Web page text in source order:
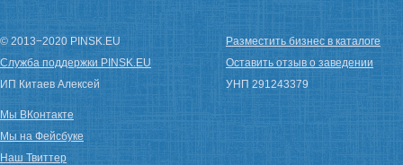
© 2013−2020 PINSK.EU
Служба поддержки PINSK.EU
ИП Китаев Алексей
Разместить бизнес в каталоге
Оставить отзыв о заведении
УНП 291243379
Мы ВКонтакте
Мы на Фейсбуке
Наш Твиттер